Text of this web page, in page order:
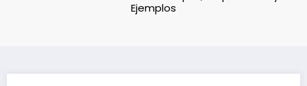
Ejemplos